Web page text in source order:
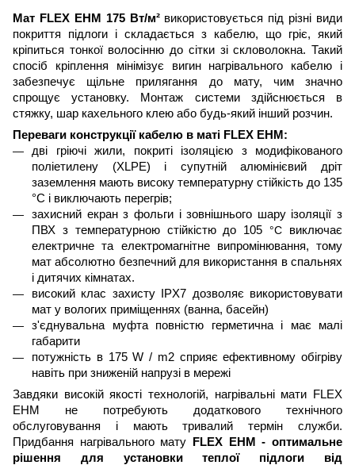
Мат FLEX EHM 175 Вт/м²використовується під різні види
покриття підлоги і складається з кабелю, що гріє, який
кріпиться тонкої волосінню до сітки зі скловолокна. Такий
спосіб кріплення мінімізує вигин нагрівального кабелю і
забезпечує щільне прилягання до мату, чим значно
спрощує установку. Монтаж системи здійснюється в
стяжку, шар кахельного клею або будь-який інший розчин.
Переваги конструкції кабелю в маті FLEX EHM:
дві гріючіжили, покриті ізоляцією з модифікованого
поліетилену (XLPE) і супутній алюмінієвий дріт
заземлення мають високу температурну стійкість до 135
°C і виключають перегрів;
захисний екран з фольги і зовнішнього шару ізоляції з
ПВХ з температурною стійкістю до 105 °C виключає
електричне та електромагнітне випромінювання, тому
мат абсолютно безпечний для використання в спальнях
і дитячих кімнатах.
високий клас захисту IPX7 дозволяє використовувати
мат у вологих приміщеннях (ванна, басейн)
з'єднувальна муфта повністю герметична і має малі
габарити
потужність в 175 W / m2 сприяє ефективному обігріву
навіть при зниженій напрузі в мережі
Завдяки високій якості технологій, нагрівальнімати FLEX
EHM не потребують додаткового технічного
обслуговування і мають тривалий термін служби.
Придбання нагрівального мату FLEX EHM - оптимальне
рішення для установки теплої підлоги від